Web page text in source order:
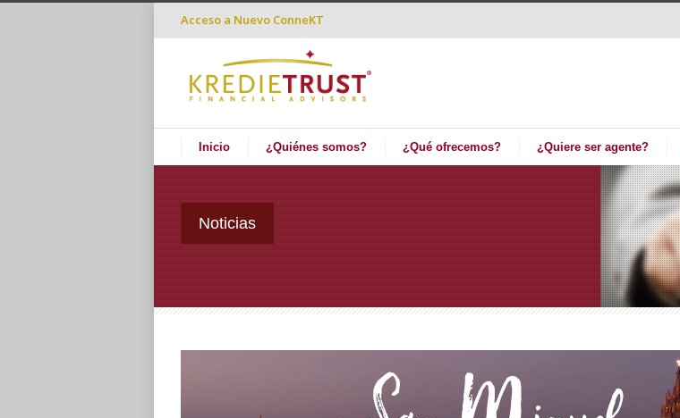
Acceso a Nuevo ConneKT
Inicio ¿Quiénes somos? ¿Qué ofrecemos? ¿Quiere ser agente?
Noticias